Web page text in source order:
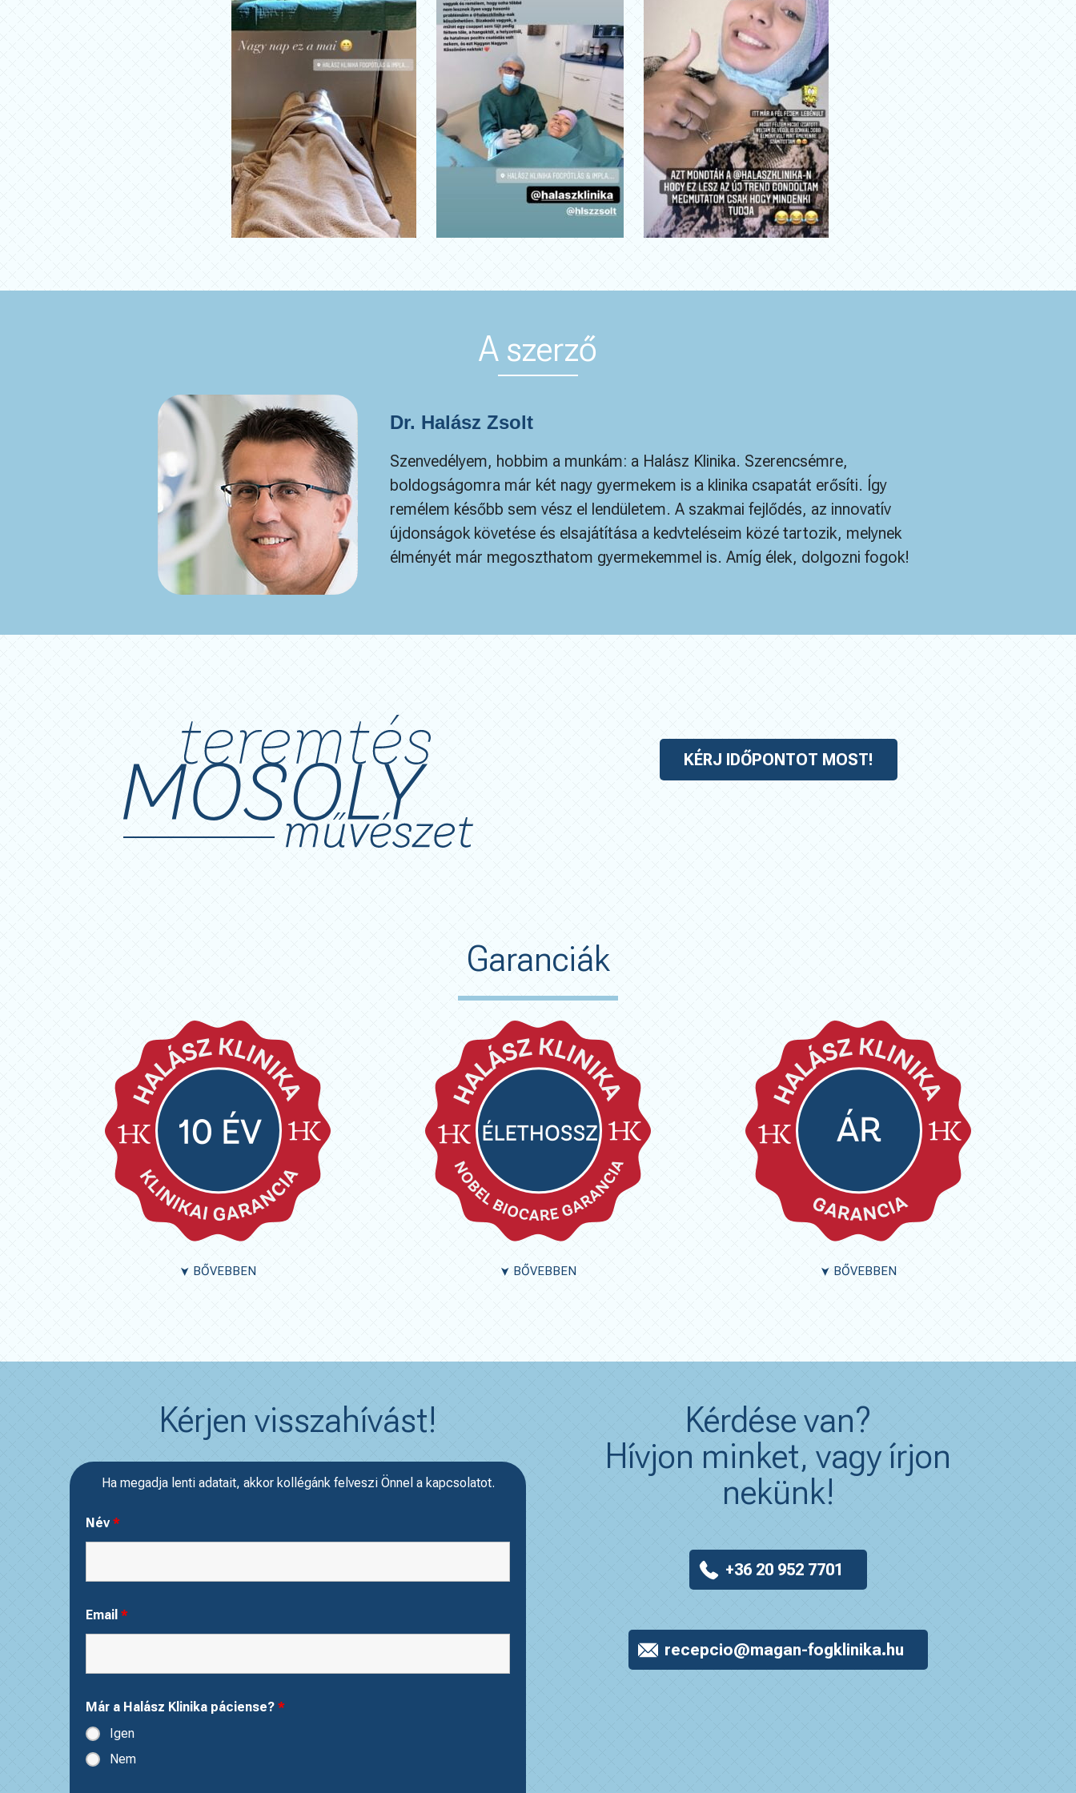
A szerző
Dr. Halász Zsolt
Szenvedélyem, hobbim a munkám: a Halász Klinika. Szerencsémre,
boldogságomra már két nagy gyermekem is a klinika csapatát erősíti. Így
remélem később sem vész el lendületem. A szakmai fejlődés, az innovatív
újdonságok követése és elsajátítása a kedvteléseim közé tartozik, melynek
élményét már megoszthatom gyermekemmel is. Amíg élek, dolgozni fogok!
KÉRJ IDŐPONTOT MOST!
Garanciák
➤ BŐVEBBEN ➤ BŐVEBBEN ➤ BŐVEBBEN
Kérjen visszahívást!
Ha megadja lenti adatait, akkor kollégánk felveszi Önnel a kapcsolatot.
Név *
Email *
Már a Halász Klinika páciense? *
Igen
Nem
Kérdése van?
Hívjon minket, vagy írjon
nekünk!
+36 20 952 7701
recepcio@magan-fogklinika.hu